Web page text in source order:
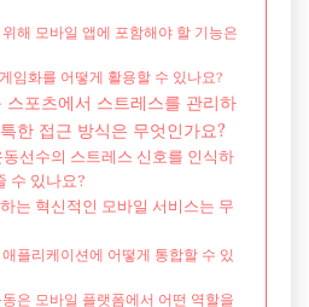
해 모바일 앱에 포함해야 할 기능은
임화를 어떻게 활용할 수 있나요?
스포츠에서 스트레스를 관리하
한 접근 방식은 무엇인가요?
선수의 스트레스 신호를 인식하
수 있나요?
는 혁신적인 모바일 서비스는 무
플리케이션에 어떻게 통합할 수 있
은 모바일 플랫폼에서 어떤 역할을